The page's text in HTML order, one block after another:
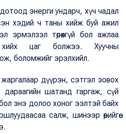
энерги ундарч, хүч чадал
хэдий ч таны хийж буй ажил
эрмэлзэл төрөхгүй бол ажлаа
цаг болжээ. Хуучны
боломжийг эрэлхийл.
дүүрэн, сэтгэл зовох
дараагийн шатанд гаргаж, сүй
бол энэ долоо хоног ээлтэй байх
салж, шинээр өөрийгөө